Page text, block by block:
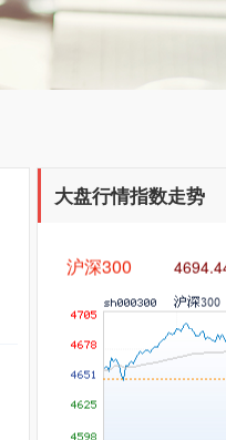
大盘行情指数走势